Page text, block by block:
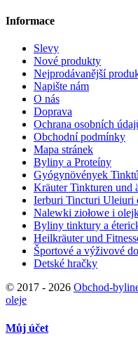
Informace
Slevy
Nové produkty
Nejprodávanější
Napište nám
O nás
Doprava
Ochrana osobních
Obchodní podmínky
Mapa stránek
Byliny a Proteíny
Gyógynövények
Kräuter Tinkturen und
Ierburi Tincturi Uleiuri
Nalewki ziołowe i
Byliny tinktury a
Heilkräuter und
Športové a výživové
Detské hračky
© 2017 - 2026 Obchod-
oleje
Můj účet